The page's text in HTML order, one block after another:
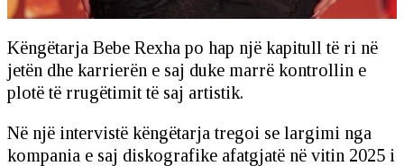
Këngëtarja Bebe Rexha po hap një kapitull të ri në
jetën dhe karrierën e saj duke marrë kontrollin e
plotë të rrugëtimit të saj artistik.
Në një intervistë këngëtarja tregoi se largimi nga
kompania e saj diskografike afatgjatë në vitin 2025 i